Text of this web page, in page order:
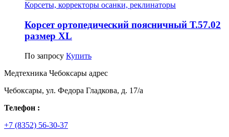
Корсеты, корректоры осанки, реклинаторы
Корсет ортопедический поясничный Т.57.02
размер XL
По запросу Купить
Медтехника Чебоксары адрес
Чебоксары, ул. Федора Гладкова, д. 17/а
Телефон :
+7 (8352) 56-30-37